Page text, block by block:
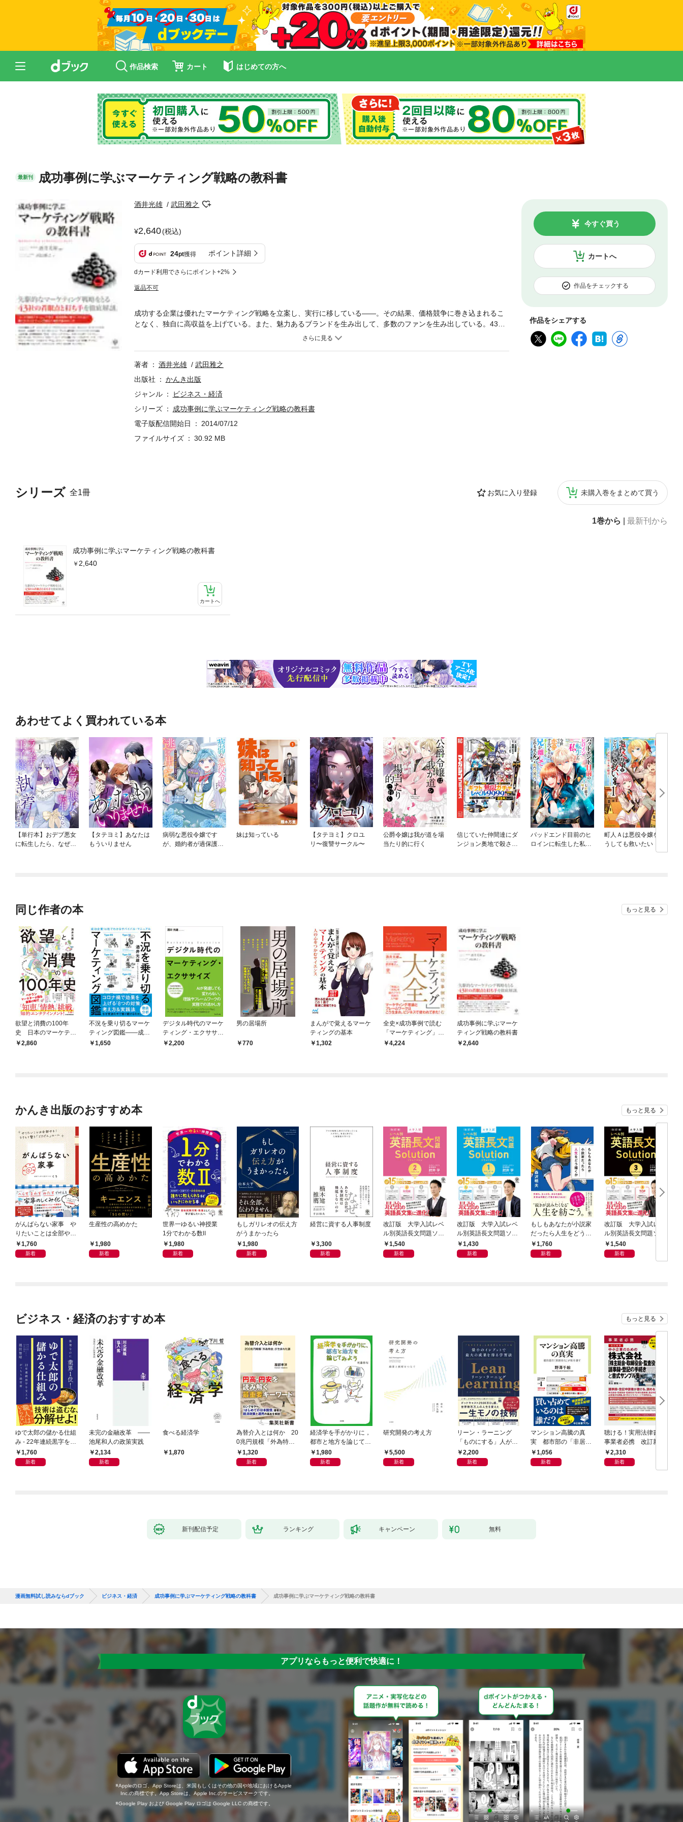
作品検索 カート はじめての方へ
最新刊 成功事例に学ぶマーケティング戦略の教科書
酒井光雄 武田雅之
2,640(税込)
24pt獲得 ポイント詳細
dカード利用でさらにポイント+2%
返品不可
カートへ
今すぐ買う
作品をチェックする
作品をシェアする
シリーズ 全1冊 お気に入り登録 未購入巻をまとめて買う
1巻から 最新刊から
成功事例に学ぶマーケティング戦略の教科書
2,640
カートへ
成功する企業は優れたマーケティング戦略を立案し、実行に移している――。その結果、価格競争に巻き込まれるこ
となく、独自に高収益を上げている。また、魅力あるブランドを生み出して、多数のファンを生み出している。43社
の成功事例とともに６つの戦略スキームを紹介。メーカーは消費財から生産財まで、またサービス業も網羅し、著名
著者 酒井光雄
武田雅之
出版社
かんき出版
ジャンル
ビジネス・経済
シリーズ
成功事例に学ぶマーケティング戦略の教科書
電子版配信開始日
2014/07/12
ファイルサイズ
30.92 MB
あわせてよく買われている本
【単行本】おデブ悪女
に転生したら、なぜか
【タテヨミ】あなたは
もういりません
病弱な悪役令嬢です
が、婚約者が過保護す
妹は知っている
【タテヨミ】クロユ
リ〜復讐サークル〜
公爵令嬢は我が道を場
当たり的に行く
信じていた仲間達にダ
ンジョン奥地で殺され
バッドエンド目前のヒ
ロインに転生した私、
町人Ａは悪役令嬢をど
うしても救いたい ～
どぶと空と氷の姫君～
同じ作者の本 もっと見る
欲望と消費の100年
史 日本のマーケティ
ングをめぐる物語
2,860
不況を乗り切るマーケ
ティング図鑑――成功
企業16社でわかるサバ
1,650
デジタル時代のマーケ
ティング・エクササイ
ズ2,200
男の居場所
770
まんがで覚えるマーケ
ティングの基本
1,302
全史×成功事例で読む
「マーケティング」大
全4,224
成功事例に学ぶマーケ
ティング戦略の教科書
2,640
かんき出版のおすすめ本 もっと見る
がんばらない家事 や
りたいことは全部や
る！ラクして整う「ご
きげん」ルール
1,760
新着
生産性の高めかた
1,980
新着
世界一ゆるい神授業
1分でわかる数Ⅱ
1,980
新着
もしガリレオの伝え方
がうまかったら
1,980
新着
経営に資する人事制度
3,300
新着
改訂版 大学入試レベ
ル別英語長文問題ソリ
ューション２ ハイレ
ベル
1,540
新着
改訂版 大学入試レベ
ル別英語長文問題ソリ
ューション１ スタン
ダードレベル
1,430
新着
もしもあなたが小説家
だったら人生をどう描
くか1,760
新着
改訂版 大学入試レベ
ル別英語長文問題ソリ
ューション３ トップ
レベル
1,540
新着
ビジネス・経済のおすすめ本 もっと見る
ゆで太郎の儲かる仕組
み - 22年連続黒字を支
えるがっちり経営術 -
1,760
新着
未完の金融改革 ――
池尾和人の政策実践
2,134
新着
食べる経済学
1,870
為替介入とは何か 20
0兆円規模「外為特
会」が生まれた謎
1,320
新着
経済学を手がかりに，
都市と地方を論じてみ
よう1,980
新着
研究開発の考え方
5,500
新着
リーン・ラーニング
「ものにする」人が自
然とやっている 最小の
インプットで最大の成
2,200
新着
マンション高騰の真
実 都市部の「非居住
化」が街を壊す
1,056
新着
聴ける！実用法律書
事業者必携 改訂新
版 中小企業のための
株式会社【株主総会・
取締役会・監査役会】
2,310
新着
新刊配信予定 ランキング キャンペーン 無料
漫画無料試し読みならdブック ビジネス・経済 成功事例に学ぶマーケティング戦略の教科書 成功事例に学ぶマーケティング戦略の教科書
アプリならもっと便利で快適に！
Appleのロゴ、App Storeは、米国もしくはその他の国や地域におけるApple
Inc.の商標です。App Storeは、Apple Inc.のサービスマークです。
Google Play および Google Play ロゴは Google LLC の商標です。